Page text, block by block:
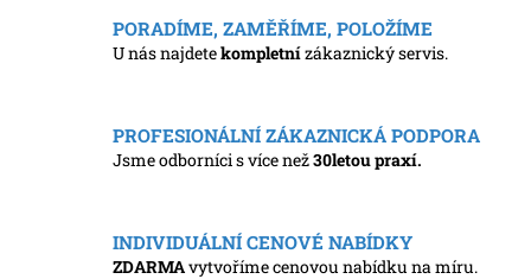
PORADÍME, ZAMĚŘÍME, POLOŽÍME
U nás najdetekompletnízákaznický servis.
PROFESIONÁLNÍ ZÁKAZNICKÁ PODPORA
Jsme odborníci s více než30letou praxí.
INDIVIDUÁLNÍ CENOVÉ NABÍDKY
ZDARMAvytvoříme cenovou nabídku na míru.